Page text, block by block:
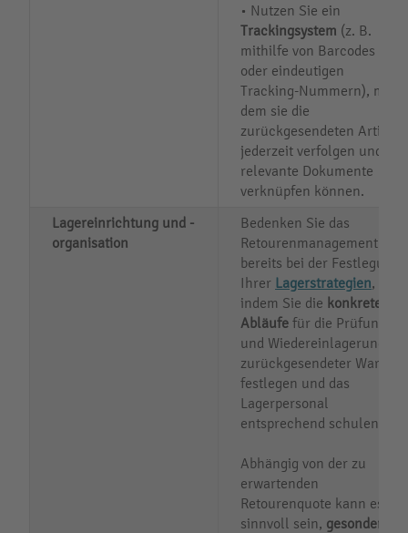
• Nutzen Sie ein
Trackingsystem (z. B.
mithilfe von Barcodes
oder eindeutigen
Tracking-Nummern), mit
dem sie die
zurückgesendeten Artikel
jederzeit verfolgen und
relevante Dokumente
verknüpfen können.
Lagereinrichtung und -
organisation
Bedenken Sie das
Retourenmanagement
bereits bei der Festlegung
Ihrer Lagerstrategien,
indem Sie die konkreten
Abläufe für die Prüfung
und Wiedereinlagerung
zurückgesendeter Waren
festlegen und das
Lagerpersonal
entsprechend schulen.
Abhängig von der zu
erwartenden
Retourenquote kann es
sinnvoll sein, gesonderte